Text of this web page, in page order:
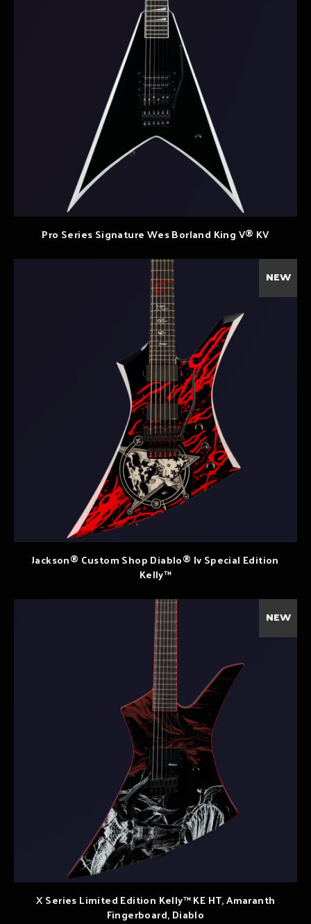
Pro Series Signature Wes Borland King V® KV
NEW
Jackson® Custom Shop Diablo® Iv Special Edition
Kelly™
NEW
X Series Limited Edition Kelly™ KE HT, Amaranth
Fingerboard, Diablo